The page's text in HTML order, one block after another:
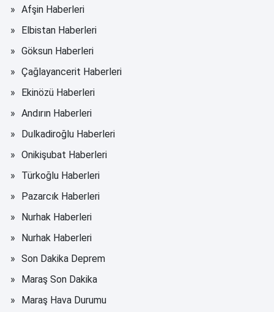
Afşin Haberleri
Elbistan Haberleri
Göksun Haberleri
Çağlayancerit Haberleri
Ekinözü Haberleri
Andırın Haberleri
Dulkadiroğlu Haberleri
Onikişubat Haberleri
Türkoğlu Haberleri
Pazarcık Haberleri
Nurhak Haberleri
Nurhak Haberleri
Son Dakika Deprem
Maraş Son Dakika
Maraş Hava Durumu